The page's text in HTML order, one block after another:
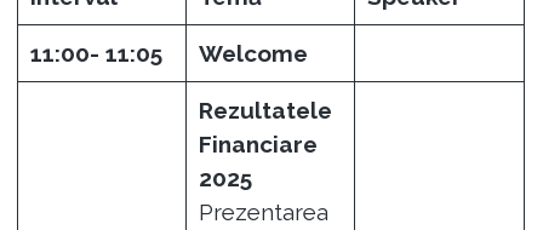
11:00- 11:05 Welcome
Rezultatele
Financiare
2025
Prezentarea